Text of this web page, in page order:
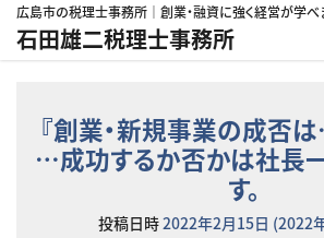
コンテンツへスキップ
広島市の税理士事務所｜創業・融資に強く経営が学べ
石田雄二税理士事務所
『創業・新規事業の成否は…
…成功するか否かは社長
す。
投稿日時2022年2月15日 (2022